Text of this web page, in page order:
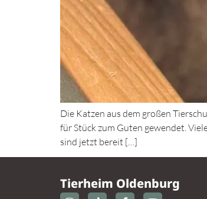
Die Katzen aus dem großen
für Stück zum Guten gewendet.
sind jetzt bereit […]
Tierheim Oldenburg